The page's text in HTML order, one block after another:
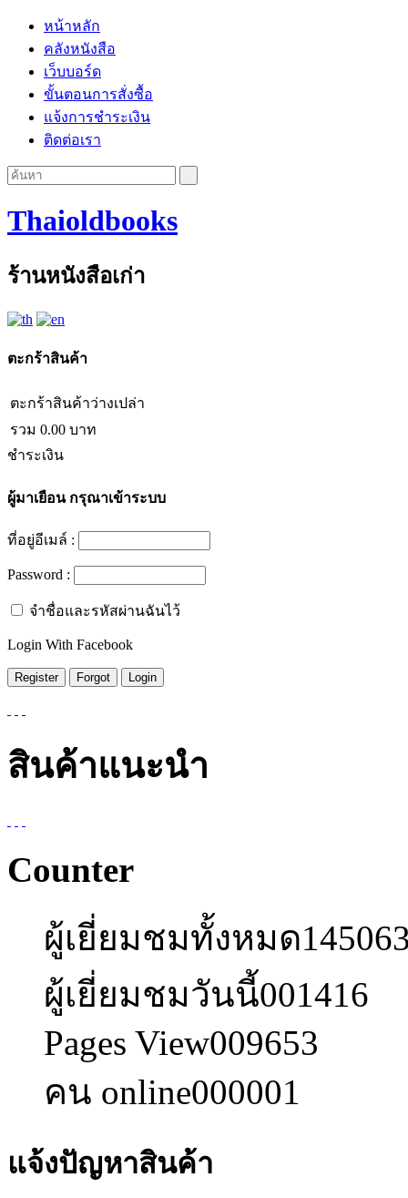
หน้าหลัก
คลังหนังสือ
เว็บบอร์ด
ขั้นตอนการสั่งซื้อ
แจ้งการชำระเงิน
ติดต่อเรา
Thaioldbooks
ร้านหนังสือเก่า
ตะกร้าสินค้า
ตะกร้าสินค้าว่างเปล่า
รวม 0.00 บาท
ชำระเงิน
ผู้มาเยือนกรุณาเข้าระบบ
ที่อยู่อีเมล์ :
Password :
จำชื่อและรหัสผ่านฉันไว้
Login With Facebook
สินค้าแนะนำ
Counter
ผู้เยี่ยมชมทั้งหมด
ผู้เยี่ยมชมวันนี้001416
Pages View009653
คน online000001
แจ้งปัญหาสินค้า